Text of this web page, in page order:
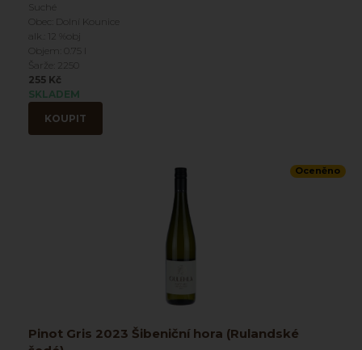
Suché
Obec: Dolní Kounice
alk.: 12 %obj
Objem: 0.75 l
Šarže: 2250
255 Kč
SKLADEM
KOUPIT
Oceněno
Pinot Gris 2023 Šibeniční hora (Rulandské